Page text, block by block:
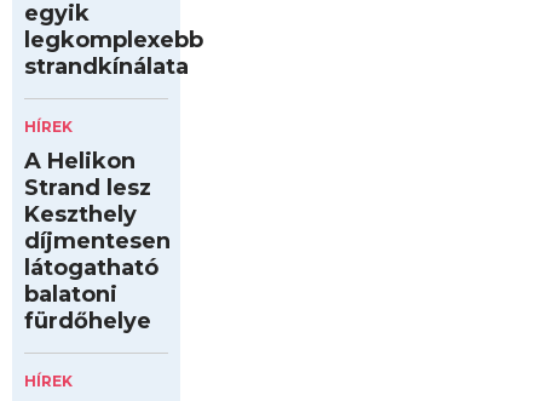
egyik
legkomplexebb
strandkínálata
HÍREK
A Helikon
Strand lesz
Keszthely
díjmentesen
látogatható
balatoni
fürdőhelye
HÍREK